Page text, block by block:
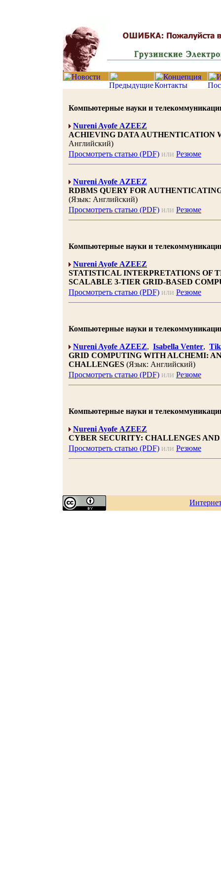
Компьютерные науки и
Nureni Ayofe AZEEZ
ACHIEVING DATA AUTHENTICATION
Английский)
Просмотреть статью (PDF) или Резюме
Nureni Ayofe AZEEZ
RDBMS QUERY FOR
(Язык: Английский)
Просмотреть статью (PDF) или Резюме
Компьютерные науки и
Nureni Ayofe AZEEZ
STATISTICAL INTERPRETATIONS OF
SCALABLE 3-TIER GRID-BASED
Просмотреть статью (PDF) или Резюме
Компьютерные науки и
Nureni Ayofe AZEEZ, Isabella Venter,
GRID COMPUTING WITH ALCHEMI:
CHALLENGES (Язык: Английский)
Просмотреть статью (PDF) или Резюме
Компьютерные науки и
Nureni Ayofe AZEEZ
CYBER SECURITY: CHALLENGES
Просмотреть статью (PDF) или Резюме